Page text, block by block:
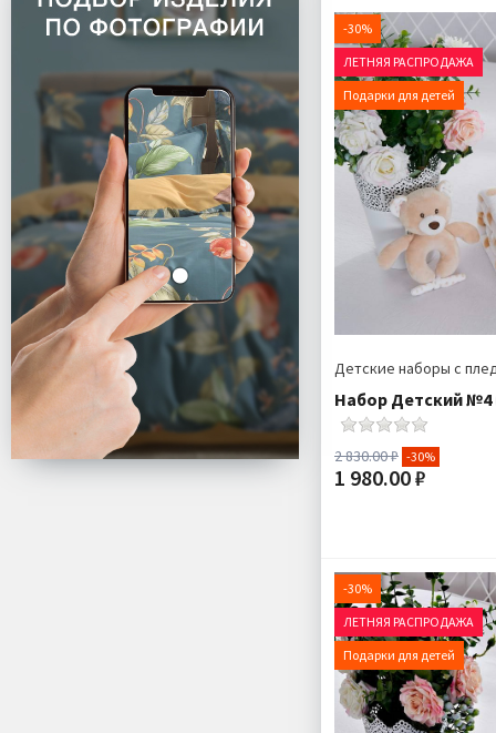
Комплектация:
Доставка:
-30%
ЛЕТНЯЯ РАСПРОДАЖА
Подарки для детей
Детские наборы с
Набор Детский №4
2 830.00 ₽ -30%
1 980.00 ₽
Ткань:
Доставка:
-30%
ЛЕТНЯЯ РАСПРОДАЖА
Подарки для детей